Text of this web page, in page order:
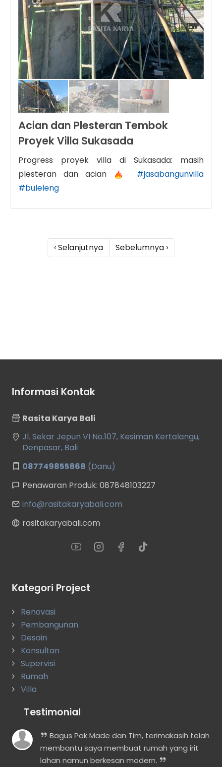
Acian dan Plesteran Tembok
Proyek Villa Sukasada
Progress proyek villa di Sukasada: masih
plesteran dan acian
#jasabangunvilla
#buleleng
‹ Selanjutnya Sebelumnya ›
Informasi Kontak
Rasita Karya Bali
Jl. Sekar Jepun VI No.107, Kesiman Kertalangu,
Denpasar, Bali
087749855868 (Danu)
Penawaran Produk: 087848103227
info@rasitakaryabali.com
rasitakaryabali.com
Kategori Project
Renovasi
Pembangunan
Desain
Konsultan
Supervisi
Rumah
Villa
Testimonial
Bagus Pak Made dan Tim, terimakasih telah
membantu saya membuat rumah yang irit
lahan namun berkesan modern.